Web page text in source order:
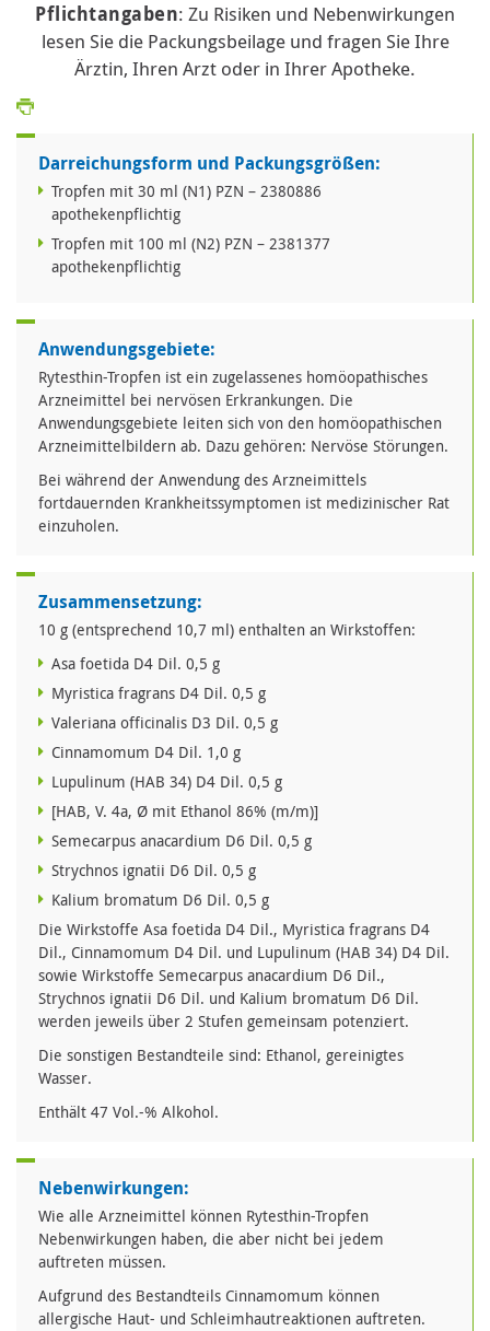
Pflichtangaben: Zu Risiken und Nebenwirkungen
lesen Sie die Packungsbeilage und fragen Sie Ihre
Ärztin, Ihren Arzt oder in Ihrer Apotheke.
Darreichungsform und Packungsgrößen:
Tropfen mit 30 ml (N1) PZN – 2380886
apothekenpflichtig
Tropfen mit 100 ml (N2) PZN – 2381377
apothekenpflichtig
Anwendungsgebiete:
Rytesthin-Tropfen ist ein zugelassenes homöopathisches
Arzneimittel bei nervösen Erkrankungen. Die
Anwendungsgebiete leiten sich von den homöopathischen
Arzneimittelbildern ab. Dazu gehören: Nervöse Störungen.
Bei während der Anwendung des Arzneimittels
fortdauernden Krankheitssymptomen ist medizinischer Rat
einzuholen.
Zusammensetzung:
10 g (entsprechend 10,7 ml) enthalten an Wirkstoffen:
Asa foetida D4 Dil. 0,5 g
Myristica fragrans D4 Dil. 0,5 g
Valeriana officinalis D3 Dil. 0,5 g
Cinnamomum D4 Dil. 1,0 g
Lupulinum (HAB 34) D4 Dil. 0,5 g
[HAB, V. 4a, Ø mit Ethanol 86% (m/m)]
Semecarpus anacardium D6 Dil. 0,5 g
Strychnos ignatii D6 Dil. 0,5 g
Kalium bromatum D6 Dil. 0,5 g
Die Wirkstoffe Asa foetida D4 Dil., Myristica fragrans D4
Dil., Cinnamomum D4 Dil. und Lupulinum (HAB 34) D4 Dil.
sowie Wirkstoffe Semecarpus anacardium D6 Dil.,
Strychnos ignatii D6 Dil. und Kalium bromatum D6 Dil.
werden jeweils über 2 Stufen gemeinsam potenziert.
Die sonstigen Bestandteile sind: Ethanol, gereinigtes
Wasser.
Enthält 47 Vol.-% Alkohol.
Nebenwirkungen:
Wie alle Arzneimittel können Rytesthin-Tropfen
Nebenwirkungen haben, die aber nicht bei jedem
auftreten müssen.
Aufgrund des Bestandteils Cinnamomum können
allergische Haut- und Schleimhautreaktionen auftreten.